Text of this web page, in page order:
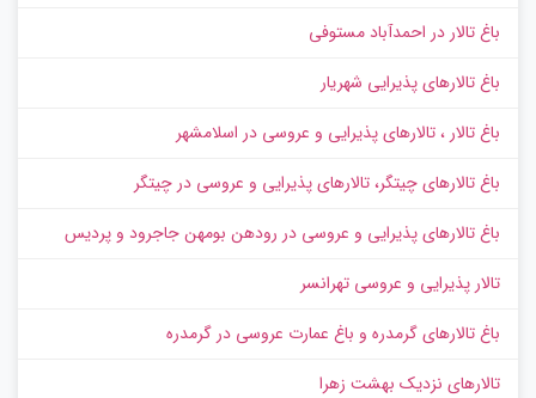
باغ تالار در احمدآباد مستوفی
باغ تالارهای پذیرایی شهریار
باغ تالار ، تالارهای پذیرایی و عروسی در اسلامشهر
باغ تالارهای چیتگر، تالارهای پذیرایی و عروسی در چیتگر
باغ تالارهای پذیرایی و عروسی در رودهن بومهن جاجرود و پردیس
تالار پذیرایی و عروسی تهرانسر
باغ تالارهای گرمدره و باغ عمارت عروسی در گرمدره
تالارهای نزدیک بهشت زهرا